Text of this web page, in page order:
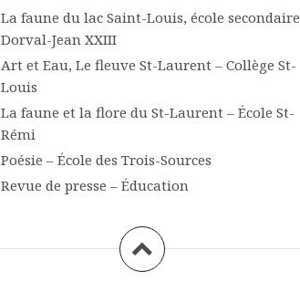
La faune du lac Saint-Louis, école secondaire
Dorval-Jean XXIII
Art et Eau, Le fleuve St-Laurent – Collège St-
Louis
La faune et la flore du St-Laurent – École St-
Rémi
Poésie – École des Trois-Sources
Revue de presse – Éducation